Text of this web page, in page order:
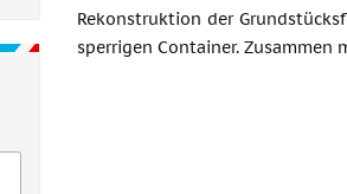
Rekonstruktion der
sperrigen Container.